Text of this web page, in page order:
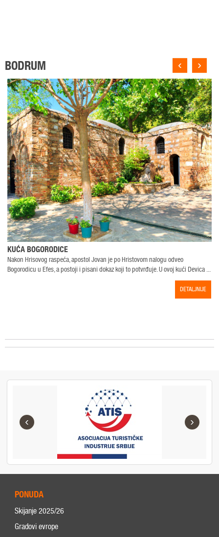
BODRUM
KUĆA BOGORODICE
Nakon Hrisovog raspeća, apostol Jovan je po Hristovom nalogu odveo
Bogorodicu u Efes, a postoji i pisani dokaz koji to potvrđuje. U ovoj kući Devica ...
DETALJNIJE
‹ ›
‹ ›
PONUDA
Skijanje 2025/26
Gradovi evrope